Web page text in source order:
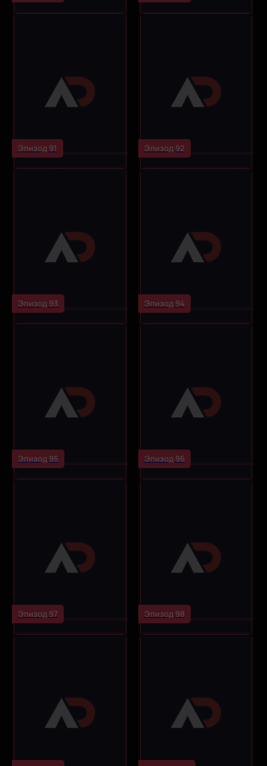
Эпизод 91 Эпизод 92
Эпизод 93 Эпизод 94
Эпизод 95 Эпизод 96
Эпизод 97 Эпизод 98